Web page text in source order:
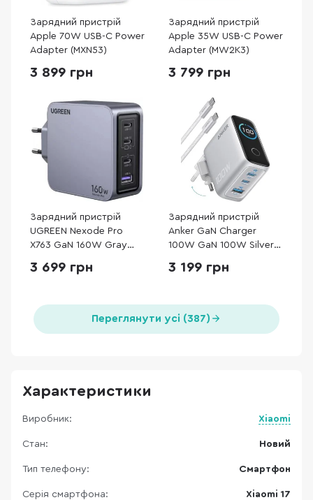
Зарядний пристрій
Apple 70W USB-C Power
Adapter (MXN53)
3 899 грн
Зарядний пристрій
Apple 35W USB-C Power
Adapter (MW2K3)
3 799 грн
Зарядний пристрій
UGREEN Nexode Pro
X763 GaN 160W Gray
3 699 грн
Зарядний пристрій
Anker GaN Charger
100W GaN 100W Silver
(B121BG41)
3 199 грн
Переглянути усі (387)
Характеристики
Виробник: Xiaomi
Стан: Новий
Тип телефону: Смартфон
Серія смартфона: Xiaomi 17